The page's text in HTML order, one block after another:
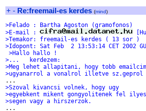
+ - Re:freemail-es kerdes (mind)
>Felado : Bartha Agoston (gramofonos)
>E-mail :
>Temakor: freemail-es kerdes ( 13 sor )
>Idopont: Sat Feb  2 13:53:14 CET 2002
>Hallo hallo !
>...   kerdezem:
>Meg lehet allapitani, hogy tobb
>ugyanarrol a vonalrol illetve sz.geprol
>Szoval kivancsi volnek, hogy ugy
>egyebkent mikent gongyolitenek fel
>segen vagy a hirszerzok.